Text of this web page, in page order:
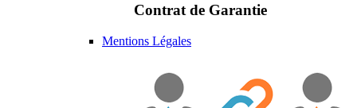
Contrat de Garantie
Mentions Légales